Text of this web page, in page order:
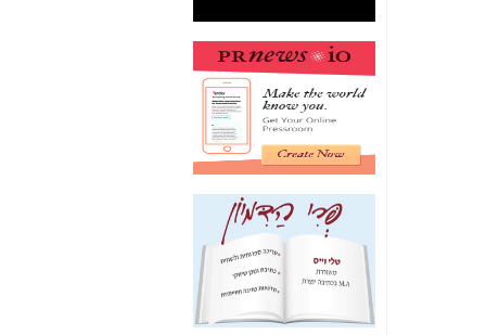
האם ביבי כשר
תקשורת עזר לקב'
בזק? -כאן
מה מקור ה-Fake
News שהביא לתפירת
תיק לביבי והעלמת
החשודים הנכונים -כאן
אחת הרגליים של "תיק
4000 התפור"
התמוטטה היום
בניצחון (כפול) של בזק
-
כאן
איך כתבות מפנקות